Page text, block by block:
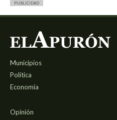
PUBLICIDAD
Municipios
Política
Economía
Opinión